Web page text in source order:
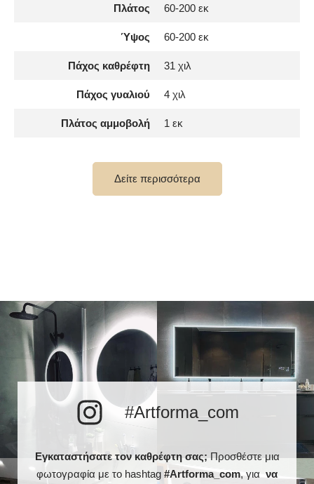
Πλάτος 60-200 εκ
Ύψος 60-200 εκ
Πάχος καθρέφτη 31 χιλ
Πάχος γυαλιού 4 χιλ
Πλάτος αμμοβολή 1 εκ
στοιχείο
Διάρκεια ζωής LED
έως 15 000 ώρες/ Phillips
Τρέχουσα κατανάλωση 9,6 W / m
2 χρόνια
Βαθμός προστασίας IP20
Δείτε περισσότερα
#Artforma_com
Εγκαταστήσατε τον καθρέφτη σας;Προσθέστε μια
φωτογραφία με το hashtag #Artforma_com, για να